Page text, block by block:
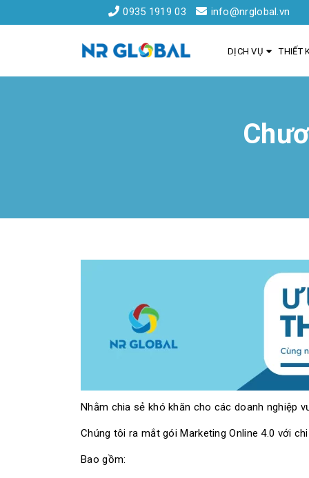
0935 1919 03 info@nrglobal.vn
DỊCH VỤ THIẾT
Khách hàng
Nhằm chia sẻ khó khăn cho các doanh nghiệp
Chúng tôi ra mắt gói Marketing Online 4.0 với
Bao gồm: